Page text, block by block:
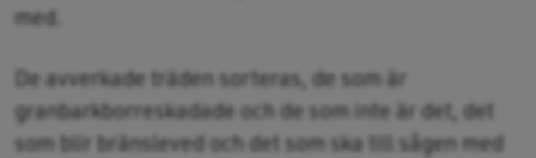
med.
De avverkade träden sorteras, de som är
granbarkborreskadade och de som inte är det, det
som blir bränsleved och det som ska till sågen med